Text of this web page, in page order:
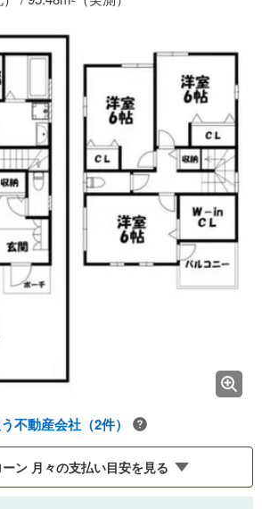
不動産会社（2件）
ン 月々の支払い目安を見る
ーションすることができます。